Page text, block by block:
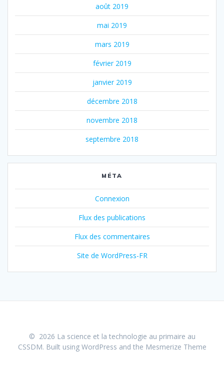
août 2019
mai 2019
mars 2019
février 2019
janvier 2019
décembre 2018
novembre 2018
septembre 2018
MÉTA
Connexion
Flux des publications
Flux des commentaires
Site de WordPress-FR
© 2026 La science et la technologie au primaire au
CSSDM. Built using WordPress and the Mesmerize Theme